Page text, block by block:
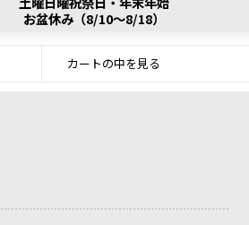
お盆休み（8/10～8/18）
カートの中を見る